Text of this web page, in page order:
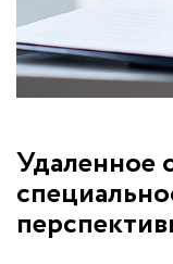
Удаленное